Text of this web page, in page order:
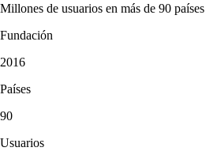
Millones de usuarios en más de 90 países
Fundación
2016
Países
90
Usuarios